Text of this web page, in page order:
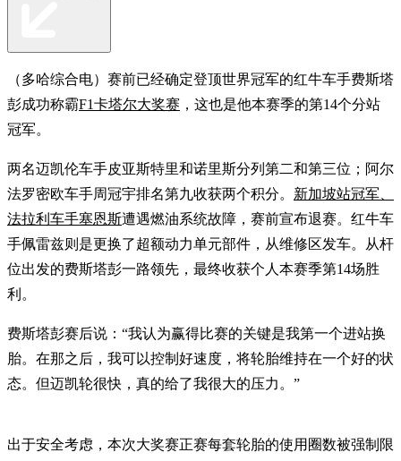
（多哈综合电）赛前已经确定登顶世界冠军的红牛车手费斯塔
彭成功称霸F1卡塔尔大奖赛 ，这也是他本赛季的第14个分站
冠军。
两名迈凯伦车手皮亚斯特里和诺里斯分列第二和第三位；阿尔
法罗密欧车手周冠宇排名第九收获两个积分。 新加坡站冠军、
法拉利车手塞恩斯遭遇燃油系统故障，赛前宣布退赛。红牛车
手佩雷兹则是更换了超额动力单元部件，从维修区发车。从杆
位出发的费斯塔彭一路领先，最终收获个人本赛季第14场胜
利。
费斯塔彭赛后说：“我认为赢得比赛的关键是我第一个进站换
胎。在那之后，我可以控制好速度，将轮胎维持在一个好的状
态。但迈凯轮很快，真的给了我很大的压力。”
出于安全考虑，本次大奖赛正赛每套轮胎的使用圈数被强制限